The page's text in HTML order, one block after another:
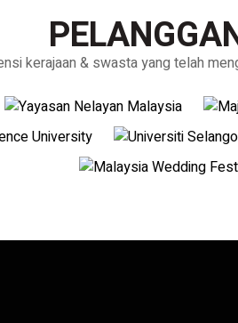
kerajaan & swasta yang telah